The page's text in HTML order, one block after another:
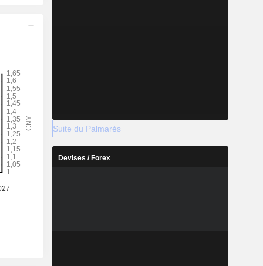
Suite du Palmarès
Devises / Forex